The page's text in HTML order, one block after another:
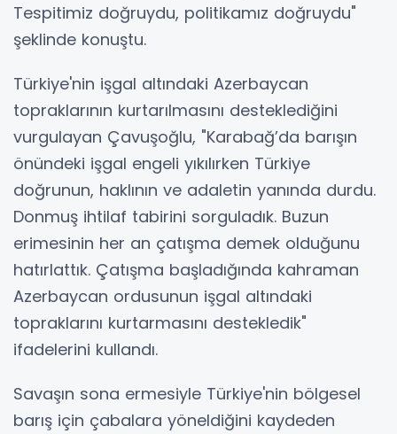
Tespitimiz doğruydu, politikamız doğruydu"
şeklinde konuştu.
Türkiye'nin işgal altındaki Azerbaycan
topraklarının kurtarılmasını desteklediğini
vurgulayan Çavuşoğlu, "Karabağ’da barışın
önündeki işgal engeli yıkılırken Türkiye
doğrunun, haklının ve adaletin yanında durdu.
Donmuş ihtilaf tabirini sorguladık. Buzun
erimesinin her an çatışma demek olduğunu
hatırlattık. Çatışma başladığında kahraman
Azerbaycan ordusunun işgal altındaki
topraklarını kurtarmasını destekledik"
ifadelerini kullandı.
Savaşın sona ermesiyle Türkiye'nin bölgesel
barış için çabalara yöneldiğini kaydeden